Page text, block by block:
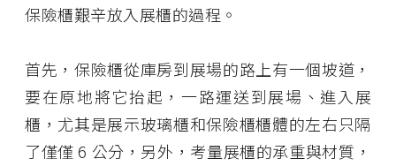
保險櫃艱辛放入展櫃的過程。
首先，保險櫃從庫房到展場的路上有一個坡道，
要在原地將它抬起，一路運送到展場、進入展
櫃，尤其是展示玻璃櫃和保險櫃櫃體的左右只隔
了僅僅 6 公分，另外，考量展櫃的承重與材質，